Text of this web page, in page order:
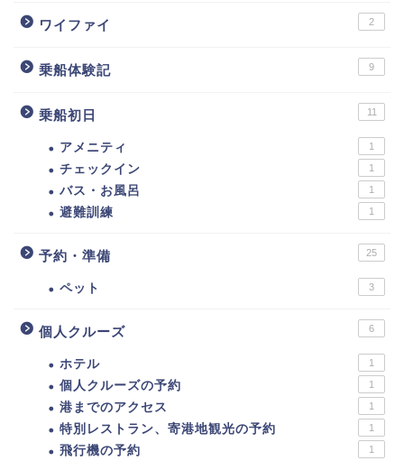
ワイファイ 2
乗船体験記 9
乗船初日 11
アメニティ 1
チェックイン 1
バス・お風呂 1
避難訓練 1
予約・準備 25
ペット 3
個人クルーズ 6
ホテル 1
個人クルーズの予約 1
港までのアクセス 1
特別レストラン、寄港地観光の予約 1
飛行機の予約 1